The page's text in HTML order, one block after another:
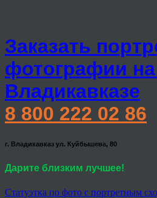
Заказать
фотографии
Владикавказе
8 800 222 02 86
г. Владикавказ ул. Куйбышева, 80
Дарите близким лучшее!
Статуэтка по фото с портретным